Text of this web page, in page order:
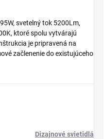
svetelný tok 5200Lm,
ktoré spolu vytvárajú
je pripravená na
začlenenie do existujúceho
Dizajnové svietidlá